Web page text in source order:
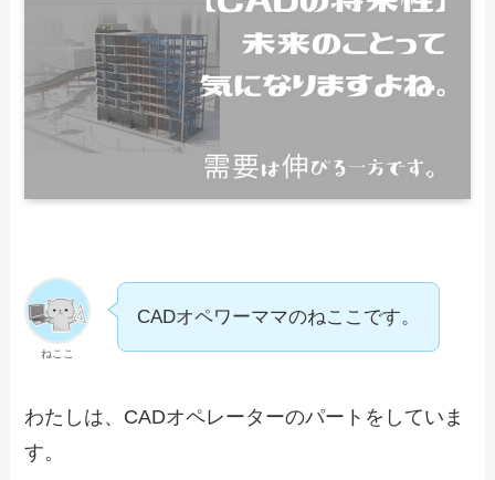
ねここ
CADオペワーママのねここです。
わたしは、CADオペレーターのパートをしていま
す。